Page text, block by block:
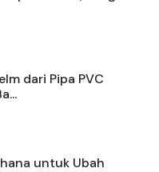
dari Pipa PVC
untuk Ubah